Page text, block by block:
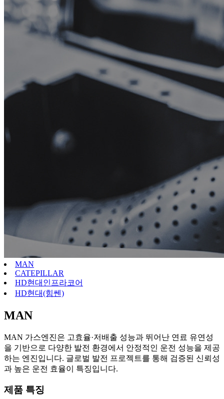
MAN
CATEPILLAR
HD현대인프라코어
HD현대(힘쎈)
MAN
MAN 가스엔진은 고효율·저배출 성능과 뛰어난 연료 유연성
을 기반으로 다양한 발전 환경에서 안정적인 운전 성능을 제공
하는 엔진입니다. 글로벌 발전 프로젝트를 통해 검증된 신뢰성
과 높은 운전 효율이 특징입니다.
제품 특징